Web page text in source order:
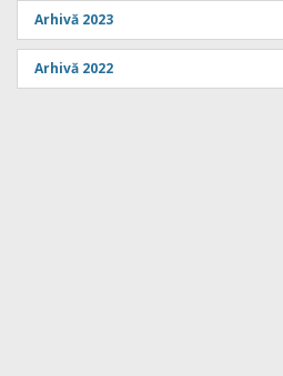
Arhivă 2023
Arhivă 2022